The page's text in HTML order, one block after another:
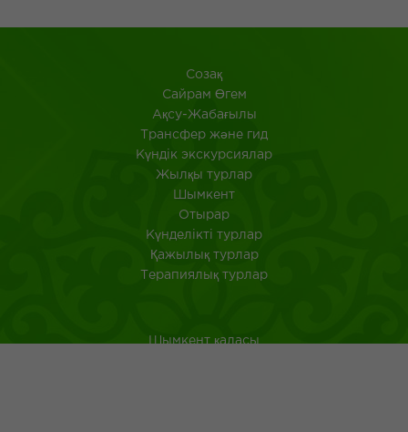
Созақ
​Сайрам Өгем
Ақсу-Жабағылы
Трансфер және гид
Күндік экскурсиялар
Жылқы турлар
Шымкент
Отырар
Күнделікті турлар
Қажылық турлар
Терапиялық турлар
Шымкент қаласы